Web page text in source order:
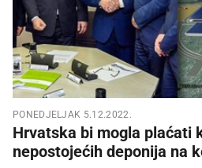
PONEDJELJAK 5.12.2022.
Hrvatska bi mogla plaćati
nepostojećih deponija na